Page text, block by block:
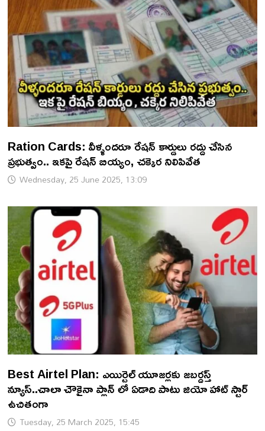
Ration Cards: వీళ్ళందరూ రేషన్ కార్డులు రద్దు చేసిన
ప్రభుత్వం.. ఇకపై రేషన్ బియ్యం, చక్కెర నిలిపివేత
Wednesday, 25 June 2025, 13:09
Best Airtel Plan: ఎయిర్టెల్ యూజర్లకు జబర్దస్త్
న్యూస్..చాలా చౌకైనా ప్లాన్ లో ఏడాది పాటు జియో హాట్ స్టార్
ఉచితంగా
Tuesday, 25 March 2025, 15:45